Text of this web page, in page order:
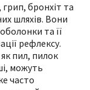
грип, бронхіт та
шляхів. Вони
та її
рефлексу.
як пил, пилок
можуть
часто